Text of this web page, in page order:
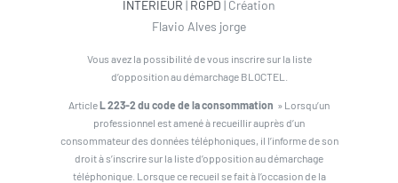
INTERIEUR | RGPD | Création
Flavio Alves jorge
Vous avez la possibilité de vous inscrire sur la liste
d’opposition au démarchage BLOCTEL.
ArticleL 223-2 du code de la consommation » Lorsqu’un
professionnel est amené à recueillir auprès d’un
consommateur des données téléphoniques, il l’informe de son
droit à s’inscrire sur la liste d’opposition au démarchage
téléphonique. Lorsque ce recueil se fait à l’occasion de la